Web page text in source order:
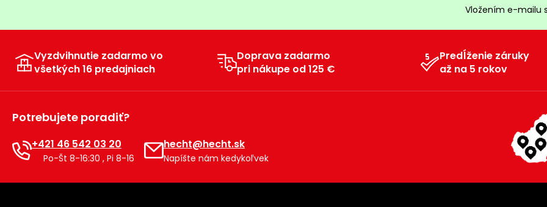
Vložením e-mailu
Vyzdvihnutie zadarmo vo
všetkých 16 predajniach
Doprava zadarmo
pri nákupe od 125 €
Predĺženie záruky
až na 5 rokov
Potrebujete poradiť?
+421 46 542 03 20
Po-Št 8-16:30 , Pi 8-16
hecht@hecht.sk
Napíšte nám kedykoľvek